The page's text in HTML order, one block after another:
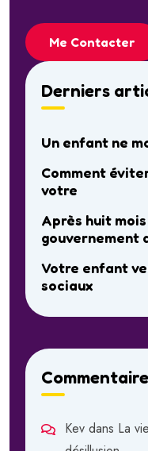
Me Contacter
Derniers
Un enfant ne
Comment
votre
Après huit
gouvernement
Votre enfant
sociaux
Kev dans La